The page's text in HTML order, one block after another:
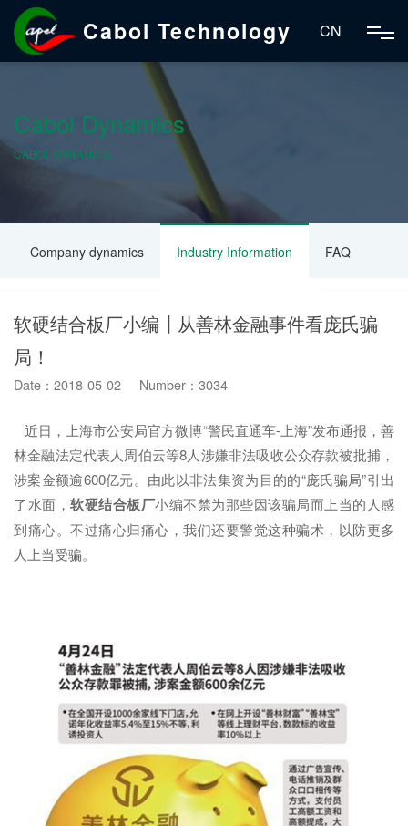
Cabol Technology CN
Cabol Dynamics
CABOL DYNAMICS
Company dynamics Industry Information FAQ
软硬结合板厂小编┃从善林金融事件看庞氏骗
局！
Date：2018-05-02 Number：3034
近日，上海市公安局官方微博“警民直通车-上海”发布通报，善
林金融法定代表人周伯云等8人涉嫌非法吸收公众存款被批捕，
涉案金额逾600亿元。由此以非法集资为目的的“庞氏骗局”引出
了水面， 软硬结合板厂小编不禁为那些因该骗局而上当的人感
到痛心。不过痛心归痛心，我们还要警觉这种骗术，以防更多
人上当受骗。